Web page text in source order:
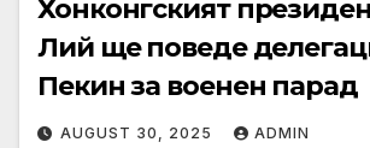
Хонконгският
Лий ще поведе
Пекин за военен парад
AUGUST 30, 2025 ADMIN